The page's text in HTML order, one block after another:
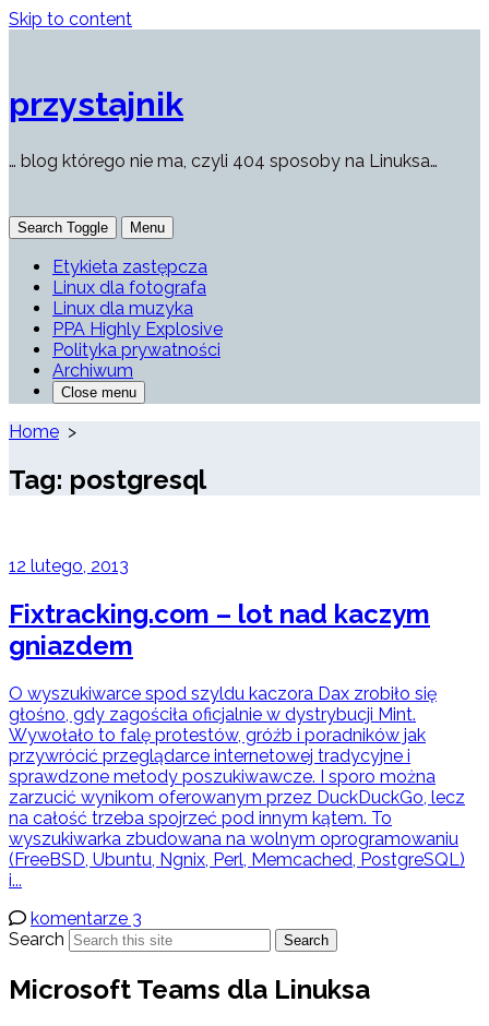
Skip to content
przystajnik
… blog którego nie ma, czyli 404 sposoby na Linuksa…
Search Toggle Menu
Etykieta zastępcza
Linux dla fotografa
Linux dla muzyka
PPA Highly Explosive
Polityka prywatności
Archiwum
Close menu
Home >
Tag: postgresql
12 lutego, 2013
Fixtracking.com – lot nad kaczym
gniazdem
O wyszukiwarce spod szyldu kaczora Dax zrobiło się
głośno, gdy zagościła oficjalnie w dystrybucji Mint.
Wywołało to falę protestów, gróźb i poradników jak
przywrócić przeglądarce internetowej tradycyjne i
sprawdzone metody poszukiwawcze. I sporo można
zarzucić wynikom oferowanym przez DuckDuckGo, lecz
na całość trzeba spojrzeć pod innym kątem. To
wyszukiwarka zbudowana na wolnym oprogramowaniu
(FreeBSD, Ubuntu, Ngnix, Perl, Memcached, PostgreSQL)
i...
komentarze 3
Search
Search
Microsoft Teams dla Linuksa